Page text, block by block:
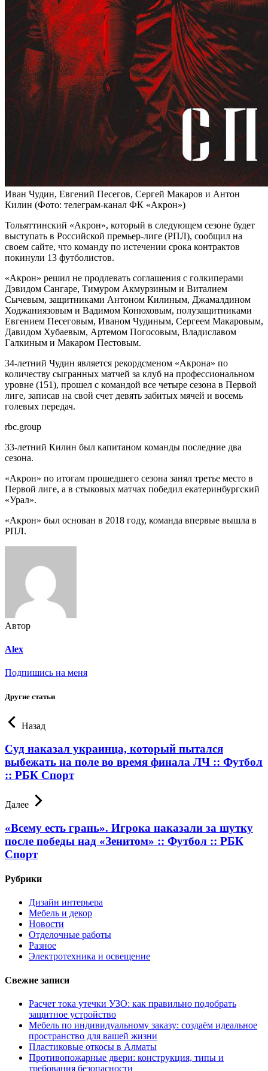
Иван Чудин, Евгений Песегов, Сергей Макаров и Антон
Килин (Фото: телеграм-канал ФК «Акрон»)
Тольяттинский «Акрон», который в следующем сезоне будет
выступать в Российской премьер-лиге (РПЛ), сообщил на
своем сайте, что команду по истечении срока контрактов
покинули 13 футболистов.
«Акрон» решил не продлевать соглашения с голкиперами
Дэвидом Сангаре, Тимуром Акмурзиным и Виталием
Сычевым, защитниками Антоном Килиным, Джамалдином
Ходжаниязовым и Вадимом Конюховым, полузащитниками
Евгением Песеговым, Иваном Чудиным, Сергеем Макаровым,
Давидом Хубаевым, Артемом Погосовым, Владиславом
Галкиным и Макаром Пестовым.
34-летний Чудин является рекордсменом «Акрона» по
количеству сыгранных матчей за клуб на профессиональном
уровне (151), прошел с командой все четыре сезона в Первой
лиге, записав на свой счет девять забитых мячей и восемь
голевых передач.
rbc.group
33-летний Килин был капитаном команды последние два
сезона.
«Акрон» по итогам прошедшего сезона занял третье место в
Первой лиге, а в стыковых матчах победил екатеринбургский
«Урал».
«Акрон» был основан в 2018 году, команда впервые вышла в
РПЛ.
Автор
Alex
Подпишись на меня
Другие статьи
Назад
Суд наказал украинца, который пытался
выбежать на поле во время финала ЛЧ :: Футбол
:: РБК Спорт
Далее
«Всему есть грань». Игрока наказали за шутку
после победы над «Зенитом» :: Футбол :: РБК
Спорт
Рубрики
Дизайн интерьера
Мебель и декор
Новости
Отделочные работы
Разное
Электротехника и освещение
Свежие записи
Расчет тока утечки УЗО: как правильно подобрать
защитное устройство
Мебель по индивидуальному заказу: создаём идеальное
пространство для вашей жизни
Пластиковые откосы в Алматы
Противопожарные двери: конструкция, типы и
требования безопасности